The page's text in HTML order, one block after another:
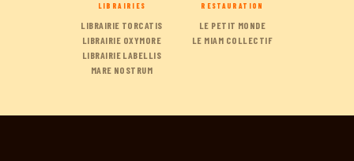
LIBRAIRIES
LIBRAIRIE TORCATIS
LIBRAIRIE OXYMORE
LIBRAIRIE LABELLIS
MARE NOSTRUM
RESTAURATION
LE PETIT MONDE
LE MIAM COLLECTIF